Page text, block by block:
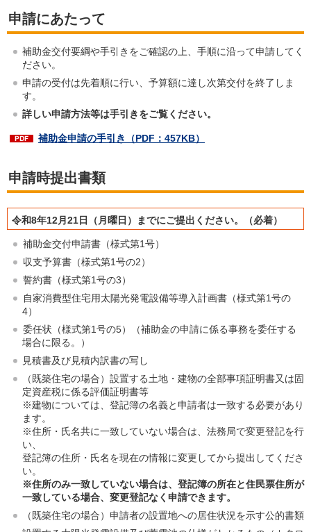
申請にあたって
補助金交付要綱や手引きをご確認の上、手順に沿って申請してく
ださい。
申請の受付は先着順に行い、予算額に達し次第交付を終了しま
す。
詳しい申請方法等は手引きをご覧ください。
補助金申請の手引き （PDF：457KB）
申請時提出書類
令和8年12月21日（月曜日）までにご提出ください。（必着）
補助金交付申請書（様式第1号）
収支予算書（様式第1号の2）
誓約書（様式第1号の3）
自家消費型住宅用太陽光発電設備等導入計画書（様式第1号の
4）
委任状（様式第1号の5）（補助金の申請に係る事務を委任する
場合に限る。）
見積書及び見積内訳書の写し
（既築住宅の場合）設置する土地・建物の全部事項証明書又は固
定資産税に係る評価証明書等
※建物については、登記簿の名義と申請者は一致する必要があり
ます。
※住所・氏名共に一致していない場合は、法務局で変更登記を行
い、
登記簿の住所・氏名を現在の情報に変更してから提出してくださ
い。
※住所のみ一致していない場合は、登記簿の所在と住民票住所が
一致している場合、変更登記なく申請できます。
（既築住宅の場合）申請者の設置地への居住状況を示す公的書類